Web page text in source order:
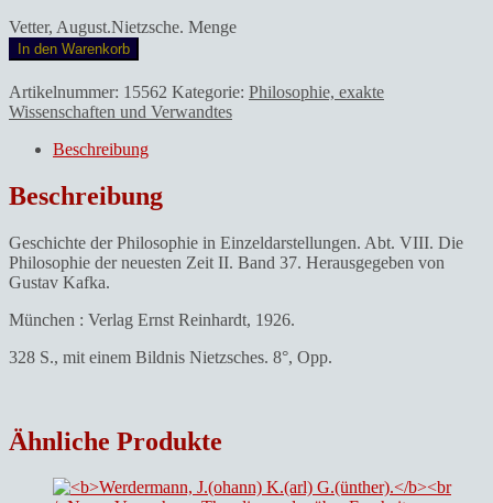
Vetter, August.Nietzsche. Menge
In den Warenkorb
Artikelnummer: 15562 Kategorie: Philosophie, exakte
Wissenschaften und Verwandtes
Beschreibung
Beschreibung
Geschichte der Philosophie in Einzeldarstellungen. Abt. VIII. Die
Philosophie der neuesten Zeit II. Band 37. Herausgegeben von
Gustav Kafka.
München : Verlag Ernst Reinhardt, 1926.
328 S., mit einem Bildnis Nietzsches. 8°, Opp.
Ähnliche Produkte